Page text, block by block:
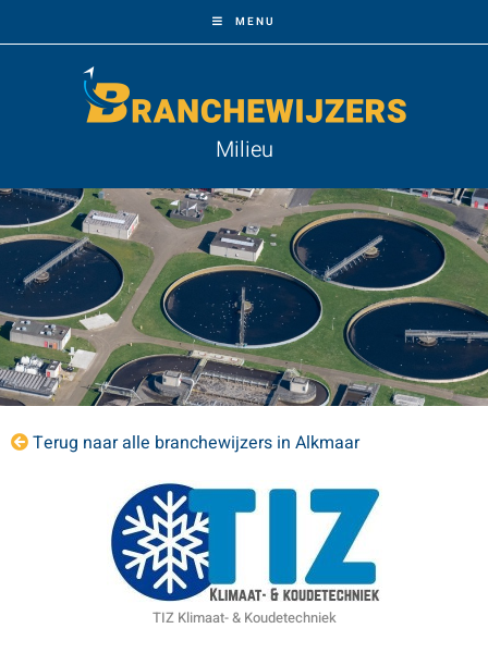
MENU
Milieu
Terug naar alle branchewijzers in Alkmaar
TIZ Klimaat- & Koudetechniek